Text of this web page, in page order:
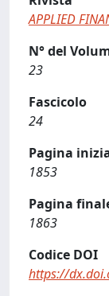
APPLIED
N° del
23
Fascicolo
24
Pagina
1853
Pagina
1863
Codice DOI
https://